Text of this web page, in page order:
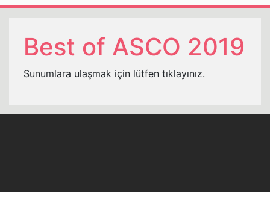
Best of ASCO 2019
Sunumlara ulaşmak için lütfen tıklayınız.